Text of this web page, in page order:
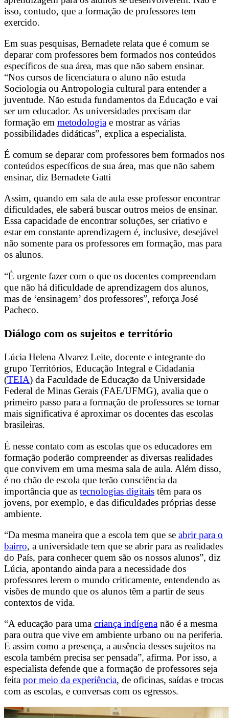
isso, contudo, que a formação de professores tem
exercido.
Em suas pesquisas, Bernadete relata que é comum se
deparar com professores bem formados nos conteúdos
específicos de sua área, mas que não sabem ensinar.
“Nos cursos de licenciatura o aluno não estuda
Sociologia ou Antropologia cultural para entender a
juventude. Não estuda fundamentos da Educação e vai
ser um educador. As universidades precisam dar
formação em metodologia e mostrar as várias
possibilidades didáticas”, explica a especialista.
É comum se deparar com professores bem formados nos
conteúdos específicos de sua área, mas que não sabem
ensinar, diz Bernadete Gatti
Assim, quando em sala de aula esse professor encontrar
dificuldades, ele saberá buscar outros meios de ensinar.
Essa capacidade de encontrar soluções, ser criativo e
estar em constante aprendizagem é, inclusive, desejável
não somente para os professores em formação, mas para
os alunos.
“É urgente fazer com o que os docentes compreendam
que não há dificuldade de aprendizagem dos alunos,
mas de ‘ensinagem’ dos professores”, reforça José
Pacheco.
Diálogo com os sujeitos e território
Lúcia Helena Alvarez Leite, docente e integrante do
grupo Territórios, Educação Integral e Cidadania
(TEIA) da Faculdade de Educação da Universidade
Federal de Minas Gerais (FAE/UFMG), avalia que o
primeiro passo para a formação de professores se tornar
mais significativa é aproximar os docentes das escolas
brasileiras.
É nesse contato com as escolas que os educadores em
formação poderão compreender as diversas realidades
que convivem em uma mesma sala de aula. Além disso,
é no chão de escola que terão consciência da
importância que as tecnologias digitais têm para os
jovens, por exemplo, e das dificuldades próprias desse
ambiente.
“Da mesma maneira que a escola tem que se abrir para o
bairro, a universidade tem que se abrir para as realidades
do País, para conhecer quem são os nossos alunos”, diz
Lúcia, apontando ainda para a necessidade dos
professores lerem o mundo criticamente, entendendo as
visões de mundo que os alunos têm a partir de seus
contextos de vida.
“A educação para uma criança indígena não é a mesma
para outra que vive em ambiente urbano ou na periferia.
E assim como a presença, a ausência desses sujeitos na
escola também precisa ser pensada”, afirma. Por isso, a
especialista defende que a formação de professores seja
feita por meio da experiência, de oficinas, saídas e trocas
com as escolas, e conversas com os egressos.